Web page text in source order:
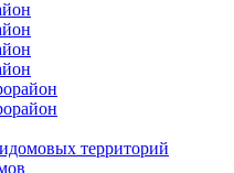
территорий